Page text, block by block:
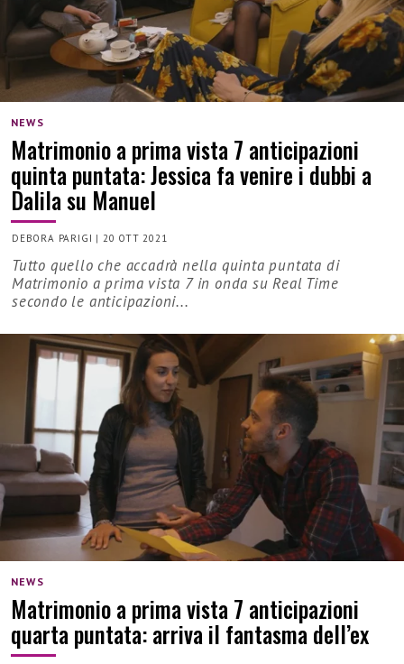
NEWS
Matrimonio a prima vista 7 anticipazioni
quinta puntata: Jessica fa venire i dubbi a
Dalila su Manuel
DEBORA PARIGI | 20 OTT 2021
Tutto quello che accadrà nella quinta puntata di
Matrimonio a prima vista 7 in onda su Real Time
secondo le anticipazioni...
NEWS
Matrimonio a prima vista 7 anticipazioni
quarta puntata: arriva il fantasma dell’ex